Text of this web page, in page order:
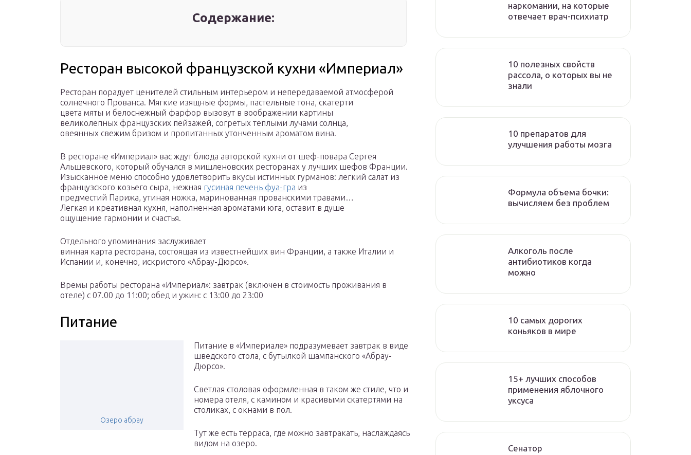
Содержание:
Ресторан высокой французской кухни «Империал»
Ресторан порадует ценителей стильным интерьером и непередаваемой атмосферой
солнечного Прованса. Мягкие изящные формы, пастельные тона, скатерти
цвета мяты и белоснежный фарфор вызовут в воображении картины
великолепных французских пейзажей, согретых теплыми лучами солнца,
овеянных свежим бризом и пропитанных утонченным ароматом вина.
В ресторане «Империал» вас ждут блюда авторской кухни от шеф-повара Сергея
Альшевского, который обучался в мишленовских ресторанах у лучших шефов Франции.
Изысканное меню способно удовлетворить вкусы истинных гурманов: легкий салат из
французского козьего сыра, нежная гусиная печень фуа-гра из
предместий Парижа, утиная ножка, маринованная прованскими травами…
Легкая и креативная кухня, наполненная ароматами юга, оставит в душе
ощущение гармонии и счастья.
Отдельного упоминания заслуживает
винная карта ресторана, состоящая из известнейших вин Франции, а также Италии и
Испании и, конечно, искристого «Абрау-Дюрсо».
Времы работы ресторана «Империал»: завтрак (включен в стоимость проживания в
отеле) с 07.00 до 11:00; обед и ужин: с 13:00 до 23:00
Питание
Озеро абрау
Питание в «Империале» подразумевает завтрак в виде
шведского стола, с бутылкой шампанского «Абрау-
Дюрсо».
Светлая столовая оформленная в таком же стиле, что и
номера отеля, с камином и красивыми скатертями на
столиках, с окнами в пол.
Тут же есть терраса, где можно завтракать, наслаждаясь
видом на озеро.
наркомании, на которые
отвечает врач-психиатр
10 полезных свойств
рассола, о которых вы не
знали
10 препаратов для
улучшения работы мозга
Формула объема бочки:
вычисляем без проблем
Алкоголь после
антибиотиков когда
можно
10 самых дорогих
коньяков в мире
15+ лучших способов
применения яблочного
уксуса
Сенатор